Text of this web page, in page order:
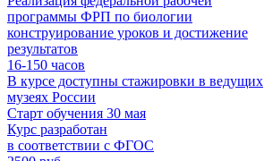
программы ФРП по биологии
конструирование уроков и достижение
результатов
16-150 часов
В курсе доступны стажировки в ведущих
музеях России
Старт обучения 30 мая
Курс разработан
в соответствии с ФГОС